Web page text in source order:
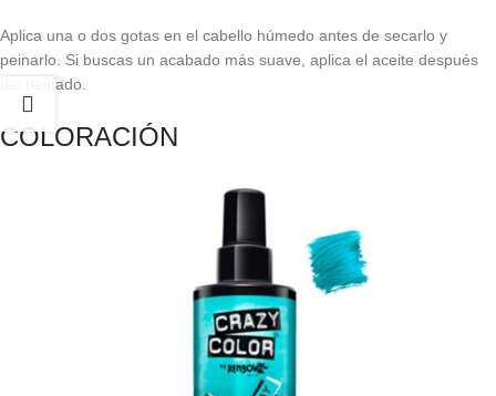
Aplica una o dos gotas en el cabello húmedo antes de secarlo y
peinarlo. Si buscas un acabado más suave, aplica el aceite después
del peinado.
COLORACIÓN